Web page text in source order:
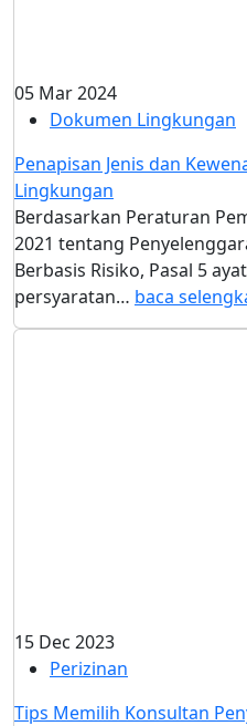
05 Mar 2024
Dokumen Lingkungan
Penapisan Jenis dan
Lingkungan
Berdasarkan Peraturan
2021 tentang
Berbasis Risiko, Pasal 5
persyaratan… baca
15 Dec 2023
Perizinan
Tips Memilih Konsultan